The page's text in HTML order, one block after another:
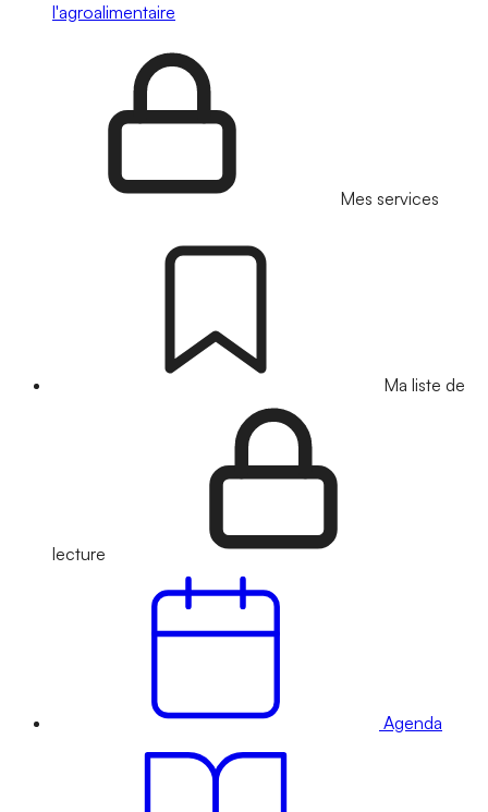
l'agroalimentaire
Mes services
Ma liste de
lecture
Agenda